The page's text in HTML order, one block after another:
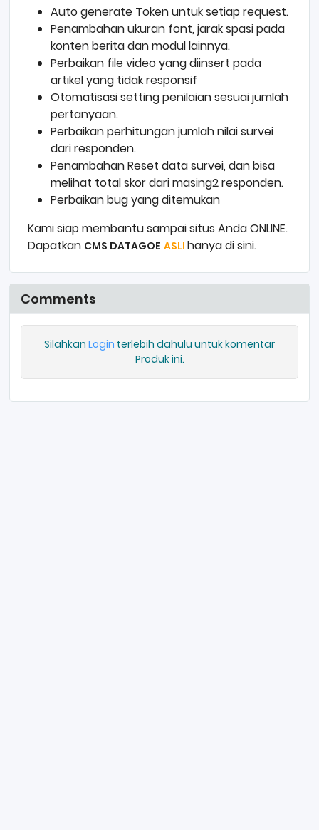
Auto generate Token untuk setiap request.
Penambahan ukuran font, jarak spasi pada
konten berita dan modul lainnya.
Perbaikan file video yang diinsert pada
artikel yang tidak responsif
Otomatisasi setting penilaian sesuai jumlah
pertanyaan.
Perbaikan perhitungan jumlah nilai survei
dari responden.
Penambahan Reset data survei, dan bisa
melihat total skor dari masing2 responden.
Perbaikan bug yang ditemukan
Kami siap membantu sampai situs Anda ONLINE.
Dapatkan CMS DATAGOE ASLI hanya di sini.
Comments
Silahkan Login terlebih dahulu untuk komentar
Produk ini.